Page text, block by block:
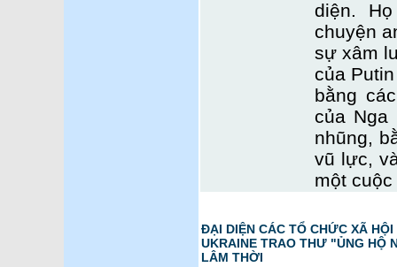
diện.
chuyện
sự xâm
của
bằng
của
nhũng,
vũ lực,
một
ĐẠI DIỆN CÁC TỔ CHỨC XÃ
UKRAINE TRAO THƯ "ỦNG HỘ
LÂM THỜI